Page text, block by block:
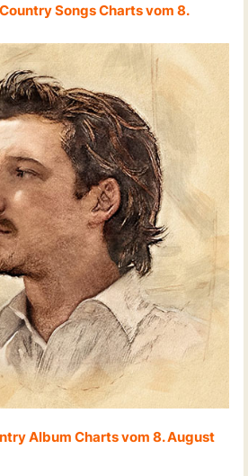
Songs Charts vom 8.
Album Charts vom 8. August